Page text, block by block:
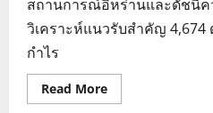
สถานการณ์อิหร่านและดัชนีค
วิเคราะห์แนวรับสำคัญ 4,674
กำไร
Read MoreRead
more